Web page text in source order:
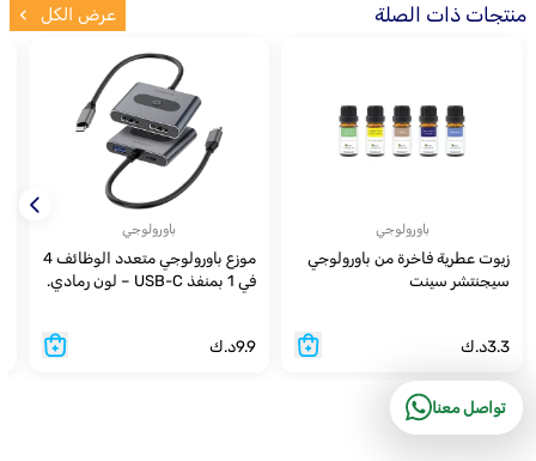
منتجات ذات الصلة عرض الكل
باورولوجي
زيوت عطرية فاخرة من باورولوجي
سيجنتشر سينت
3.3د.ك
باورولوجي
موزع باورولوجي متعدد الوظائف 4
في 1 بمنفذ USB-C – لون رمادي.
9.9د.ك
تواصل معنا